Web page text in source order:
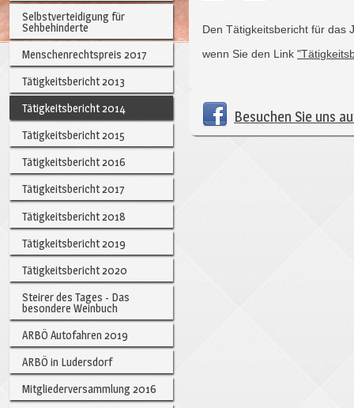
Selbstverteidigung für
Sehbehinderte
Menschenrechtspreis 2017
Tätigkeitsbericht 2013
Tätigkeitsbericht 2014
Tätigkeitsbericht 2015
Tätigkeitsbericht 2016
Tätigkeitsbericht 2017
Tätigkeitsbericht 2018
Tätigkeitsbericht 2019
Tätigkeitsbericht 2020
Steirer des Tages - Das
besondere Weinbuch
ARBÖ Autofahren 2019
ARBÖ in Ludersdorf
Mitgliederversammlung 2016
Den Tätigkeitsbericht für das
wenn Sie den Link
Besuchen Sie uns